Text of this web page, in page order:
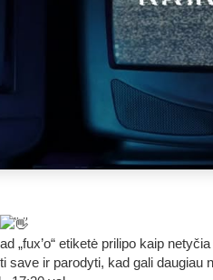
„fux’o“ etiketė prilipo kaip
save ir parodyti, kad gali daugiau